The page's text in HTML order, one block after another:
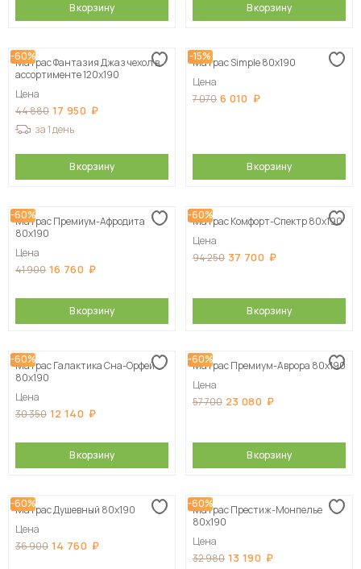
В корзину В корзину
-60%
Матрас Фантазия Джаз чехол в
ассортименте 120х190
Цена
44 880 17 950
за 1 день
В корзину
-15%
Матрас Simple 80х190
Цена
7 070 6 010
В корзину
-60%
Матрас Премиум-Афродита
80х190
Цена
41 900 16 760
В корзину
-60%
Матрас Комфорт-Спектр 80х190
Цена
94 250 37 700
В корзину
-60%
Матрас Галактика Сна-Орфей
80х190
Цена
30 350 12 140
В корзину
-60%
Матрас Премиум-Аврора 80х190
Цена
57 700 23 080
В корзину
-60%
Матрас Душевный 80х190
Цена
36 900 14 760
-60%
Матрас Престиж-Монпелье
80х190
Цена
32 980 13 190